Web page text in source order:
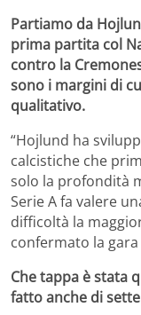
Partiamo da
prima partita col
contro la
sono i margini di
qualitativo.
“Hojlund ha
calcistiche che
solo la profondità
Serie A fa valere
difficoltà la
confermato la gara
Che tappa è stata
fatto anche di